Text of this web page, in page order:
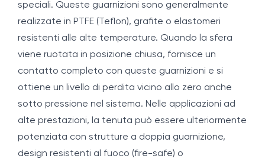
speciali. Queste guarnizioni sono generalmente
realizzate in PTFE (Teflon), grafite o elastomeri
resistenti alle alte temperature. Quando la sfera
viene ruotata in posizione chiusa, fornisce un
contatto completo con queste guarnizioni e si
ottiene un livello di perdita vicino allo zero anche
sotto pressione nel sistema. Nelle applicazioni ad
alte prestazioni, la tenuta può essere ulteriormente
potenziata con strutture a doppia guarnizione,
design resistenti al fuoco (fire-safe) o